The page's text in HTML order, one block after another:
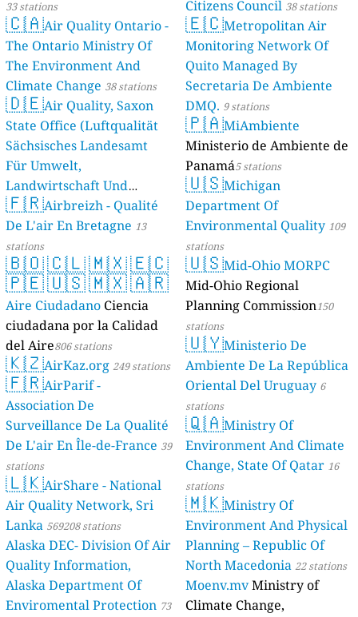
33 stations
🇨🇦Air Quality Ontario -
The Ontario Ministry Of
The Environment And
Climate Change 38 stations
🇩🇪Air Quality, Saxon
State Office (Luftqualität
Sächsisches Landesamt
Für Umwelt,
Landwirtschaft Und
Geologie) 50 stations
🇫🇷Airbreizh - Qualité
De L'air En Bretagne 13
stations
🇧🇴🇨🇱🇲🇽🇪🇨
🇵🇪🇺🇸🇲🇽🇦🇷
Aire Ciudadano Ciencia
ciudadana por la Calidad
del Aire806 stations
🇰🇿AirKaz.org 249 stations
🇫🇷AirParif -
Association De
Surveillance De La Qualité
De L'air En Île-de-France 39
stations
🇱🇰AirShare - National
Air Quality Network, Sri
Lanka 569208 stations
Alaska DEC- Division Of Air
Quality Information,
Alaska Department Of
Enviromental Protection 73
Citizens Council 38 stations
🇪🇨Metropolitan Air
Monitoring Network Of
Quito Managed By
Secretaria De Ambiente
DMQ. 9 stations
🇵🇦MiAmbiente
Ministerio de Ambiente de
Panamá5 stations
🇺🇸Michigan
Department Of
Environmental Quality 109
stations
🇺🇸Mid-Ohio MORPC
Mid-Ohio Regional
Planning Commission150
stations
🇺🇾Ministerio De
Ambiente De La República
Oriental Del Uruguay 6
stations
🇶🇦Ministry Of
Environment And Climate
Change, State Of Qatar 16
stations
🇲🇰Ministry Of
Environment And Physical
Planning – Republic Of
North Macedonia 22 stations
Moenv.mvMinistry of
Climate Change,